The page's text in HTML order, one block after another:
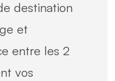
destination
et
entre les 2
vos